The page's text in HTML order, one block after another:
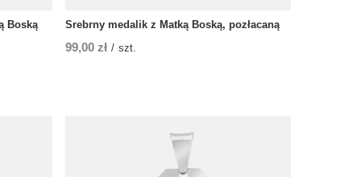
Boską Srebrny medalik z Matką Boską, pozłacaną
99,00 zł / szt.